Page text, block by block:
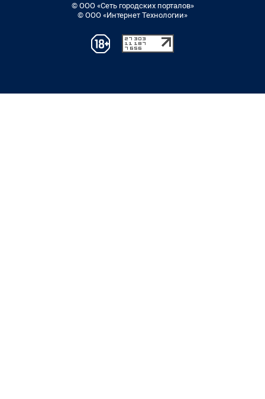
© ООО «Сеть городских порталов»
© ООО «Интернет Технологии»